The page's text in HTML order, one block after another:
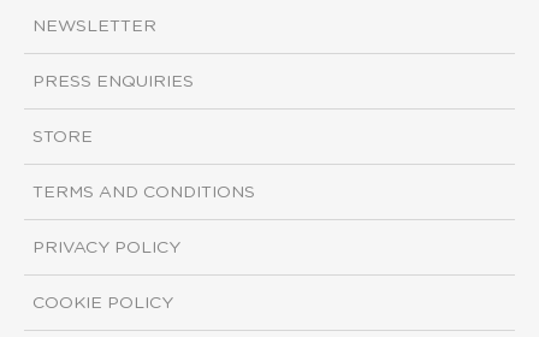
NEWSLETTER
PRESS ENQUIRIES
STORE
TERMS AND CONDITIONS
PRIVACY POLICY
COOKIE POLICY